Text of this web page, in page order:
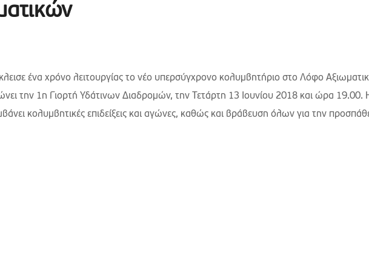
ένα χρόνο λειτουργίας το νέο υπερσύγχρονο κολυμβητήριο στο Λόφο
την 1η Γιορτή Υδάτινων Διαδρομών, την Τετάρτη 13 Ιουνίου 2018 και ώρα 19.00.
κολυμβητικές επιδείξεις και αγώνες, καθώς και βράβευση όλων για την